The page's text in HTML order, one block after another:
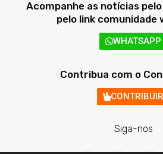
Acompanhe as notícias
pelo link comunidade
WHATSAPP
Contribua com o
CONTRIBUIR
Siga-nos